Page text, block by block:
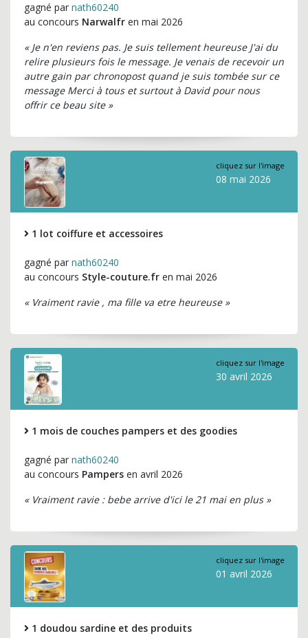
gagné par nath60240
au concours Narwalfr en mai 2026
« Je n'en reviens pas. Je suis tellement heureuse J'ai du
relire plusieurs fois le message. Je venais de recevoir un
autre gain par chronopost quand je suis tombée sur ce
message Merci à tous et surtout à David pour nous
offrir ce beau site »
cliquez sur l'image
08 mai 2026
1 lot coiffure et accessoires
gagné par nath60240
au concours Style-couture.fr en mai 2026
« Vraiment ravie , ma fille va etre heureuse »
cliquez sur l'image
30 avril 2026
1 mois de couches pampers et des goodies
gagné par nath60240
au concours Pampers en avril 2026
« Vraiment ravie : bebe arrive d'ici le 21 mai en plus »
cliquez sur l'image
01 avril 2026
1 doudou sardine et des produits